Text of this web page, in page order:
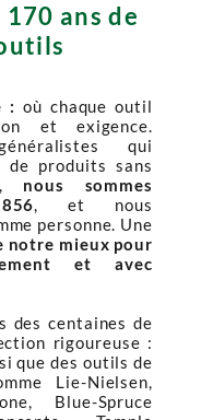
ans de
: où chaque outil
et exigence.
qui
de produits sans
nous sommes
, et nous
personne. Une
notre mieux pour
et avec
des centaines de
rigoureuse :
que des outils de
Lie-Nielsen,
Blue-Spruce